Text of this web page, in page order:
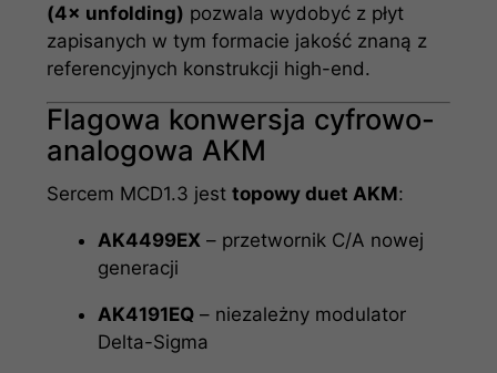
(4× unfolding) pozwala wydobyć z płyt
zapisanych w tym formacie jakość znaną z
referencyjnych konstrukcji high-end.
Flagowa konwersja cyfrowo-
analogowa AKM
Sercem MCD1.3 jesttopowy duet AKM:
AK4499EX – przetwornik C/A nowej
generacji
AK4191EQ– niezależny modulator
Delta-Sigma